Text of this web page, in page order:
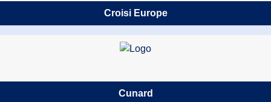
Croisi Europe
Cunard